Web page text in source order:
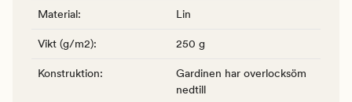
Material: Lin
Vikt (g/m2): 250 g
Konstruktion:
Gardinen har overlocksöm
nedtill